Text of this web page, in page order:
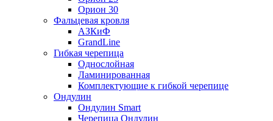
Орион 30
Фальцевая кровля
АЗКиФ
GrandLine
Гибкая черепица
Однослойная
Ламинированная
Комплектующие к гибкой черепице
Ондулин
Ондулин Smart
Черепица Ондулин